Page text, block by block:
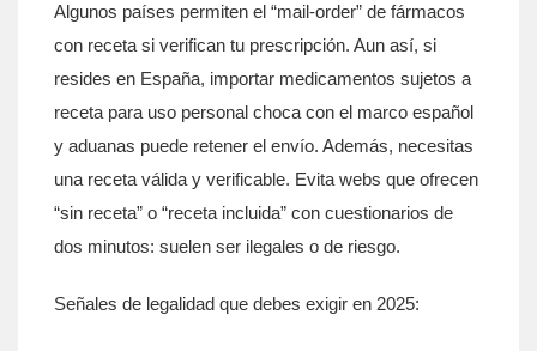
Algunos países permiten el “mail-order” de fármacos
con receta si verifican tu prescripción. Aun así, si
resides en España, importar medicamentos sujetos a
receta para uso personal choca con el marco español
y aduanas puede retener el envío. Además, necesitas
una receta válida y verificable. Evita webs que ofrecen
“sin receta” o “receta incluida” con cuestionarios de
dos minutos: suelen ser ilegales o de riesgo.
Señales de legalidad que debes exigir en 2025: